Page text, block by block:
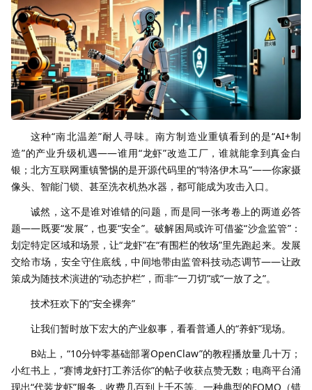
这种“南北温差”耐人寻味。南方制造业重镇看到的是“AI+制
造”的产业升级机遇——谁用“龙虾”改造工厂，谁就能拿到真金白
银；北方互联网重镇警惕的是开源代码里的“特洛伊木马”——你家摄
像头、智能门锁、甚至洗衣机热水器，都可能成为攻击入口。
诚然，这不是谁对谁错的问题，而是同一张考卷上的两道必答
题——既要“发展”，也要“安全”。破解困局或许可借鉴“沙盒监管”：
划定特定区域和场景，让“龙虾”在“有围栏的牧场”里先跑起来。发展
交给市场，安全守住底线，中间地带由监管科技动态调节——让政
策成为随技术演进的“动态护栏”，而非“一刀切”或“一放了之”。
技术狂欢下的“安全裸奔”
让我们暂时放下宏大的产业叙事，看看普通人的“养虾”现场。
B站上，“10分钟零基础部署OpenClaw”的教程播放量几十万；
小红书上，“赛博龙虾打工养活你”的帖子收获点赞无数；电商平台涌
现出“代装龙虾”服务，收费几百到上千不等。一种典型的FOMO（错